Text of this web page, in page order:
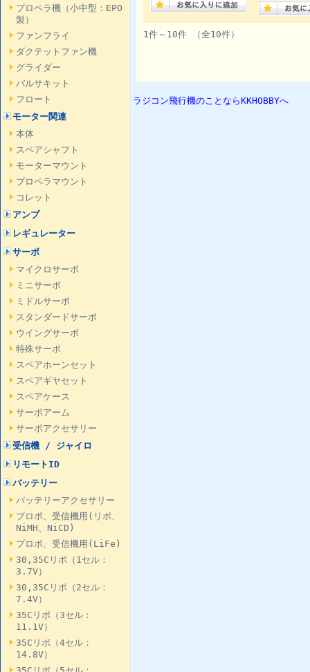
プロペラ機（小中型：EPO
製）
ファンフライ
ダクテットファン機
グライダー
バルサキット
フロート
モーター関連
本体
スペアシャフト
モーターマウント
プロペラマウント
コレット
アンプ
レギュレーター
サーボ
マイクロサーボ
ミニサーボ
ミドルサーボ
スタンダードサーボ
ウイングサーボ
特殊サーボ
スペアホーンセット
スペアギヤセット
スペアケース
サーボアーム
サーボアクセサリー
受信機 / ジャイロ
リモートID
バッテリー
バッテリーアクセサリー
プロポ、受信機用(リポ、
NiMH、NiCD)
プロポ、受信機用(LiFe)
30,35Cリポ（1セル：
3.7V）
30,35Cリポ（2セル：
7.4V）
35Cリポ（3セル：
11.1V）
35Cリポ（4セル：
14.8V）
1件～10件 （全10件）
ラジコン飛行機のことならKKHOBBYへ